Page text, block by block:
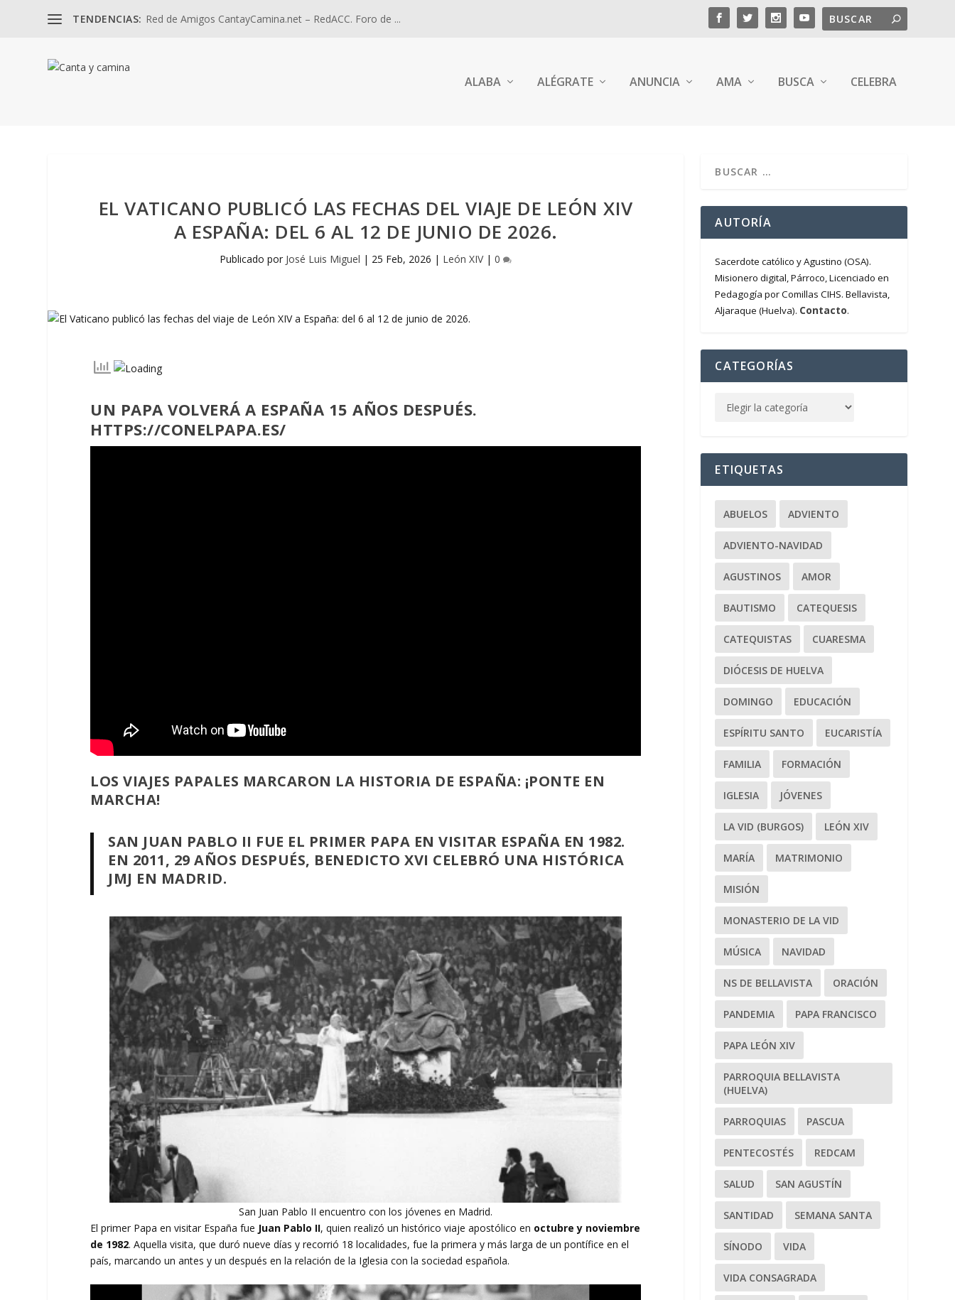
TENDENCIAS: Red de Amigos CantayCamina.net – RedACC. Foro de ...
ALABA ALÉGRATE ANUNCIA AMA BUSCA CELEBRA
EL VATICANO PUBLICÓ LAS FECHAS DEL VIAJE DE LEÓN XIV
A ESPAÑA: DEL 6 AL 12 DE JUNIO DE 2026.
Publicado por José Luis Miguel | 25 Feb, 2026 | León XIV|0
UN PAPA VOLVERÁ A ESPAÑA 15 AÑOS DESPUÉS.
HTTPS://CONELPAPA.ES/
LOS VIAJES PAPALES MARCARON LA HISTORIA DE ESPAÑA: ¡PONTE EN
MARCHA!
SAN JUAN PABLO II FUE EL PRIMER PAPA EN VISITAR ESPAÑA EN 1982.
EN 2011, 29 AÑOS DESPUÉS, BENEDICTO XVI CELEBRÓ UNA HISTÓRICA
JMJ EN MADRID.
San Juan Pablo II encuentro con los jóvenes en Madrid.
El primer Papa en visitar España fue Juan Pablo II, quien realizó un histórico viaje apostólico en octubre y noviembre
de 1982. Aquella visita, que duró nueve días y recorrió 18 localidades, fue la primera y más larga de un pontífice en el
país, marcando un antes y un después en la relación de la Iglesia con la sociedad española.
AUTORÍA
Sacerdote católico y Agustino (OSA).
Misionero digital, Párroco, Licenciado en
Pedagogía por Comillas CIHS. Bellavista,
Aljaraque (Huelva). Contacto.
CATEGORÍAS
ETIQUETAS
ABUELOS ADVIENTO
ADVIENTO-NAVIDAD
AGUSTINOS AMOR
BAUTISMO CATEQUESIS
CATEQUISTAS CUARESMA
DIÓCESIS DE HUELVA
DOMINGO EDUCACIÓN
ESPÍRITU SANTO EUCARISTÍA
FAMILIA FORMACIÓN
IGLESIA JÓVENES
LA VID (BURGOS) LEÓN XIV
MARÍA MATRIMONIO
MISIÓN
MONASTERIO DE LA VID
MÚSICA NAVIDAD
NS DE BELLAVISTA ORACIÓN
PANDEMIA PAPA FRANCISCO
PAPA LEÓN XIV
PARROQUIA BELLAVISTA
(HUELVA)
PARROQUIAS PASCUA
PENTECOSTÉS REDCAM
SALUD SAN AGUSTÍN
SANTIDAD SEMANA SANTA
SÍNODO VIDA
VIDA CONSAGRADA